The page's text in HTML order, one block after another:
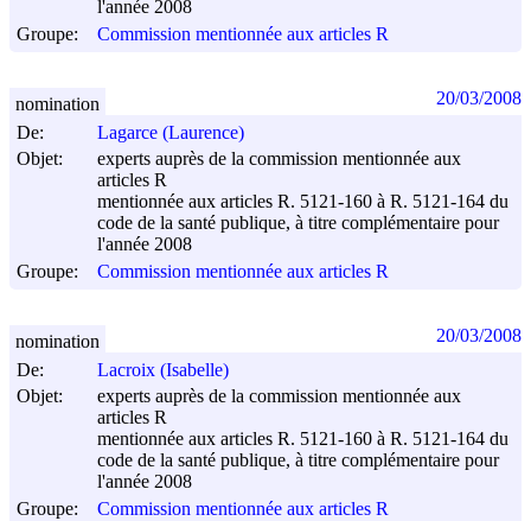
l'année 2008
Groupe:
Commission mentionnée aux articles R
De:
Lagarce (Laurence)
Objet:
experts auprès de la commission mentionnée aux
articles R
mentionnée aux articles R. 5121-160 à R. 5121-164 du
code de la santé publique, à titre complémentaire pour
l'année 2008
Groupe:
Commission mentionnée aux articles R
nomination 20/03/2008
De:
Lacroix (Isabelle)
Objet:
experts auprès de la commission mentionnée aux
articles R
mentionnée aux articles R. 5121-160 à R. 5121-164 du
code de la santé publique, à titre complémentaire pour
l'année 2008
Groupe:
Commission mentionnée aux articles R
nomination 20/03/2008